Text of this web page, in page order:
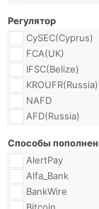
MT5_Android
MT5_iPhone
Mirror_Trader
WebTrader
cTrader
ActTrader
BINARIX
CIT
CQG_Trader
Currenex_Classic
Currenex_Viking
Регулятор
CySEC(Cyprus)
FCA(UK)
IFSC(Belize)
KROUFR(Russia)
NAFD
AFD(Russia)
AMF(France)
ASIC(Australia)
BaFIN(Germany)
Способы
AlertPay
Alfa_Bank
BankWire